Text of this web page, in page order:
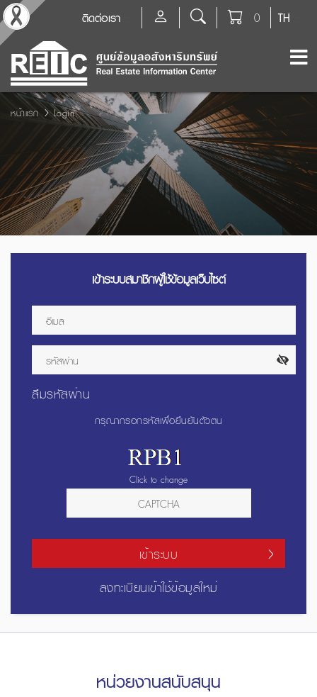
TH
0
ติดต่อเรา
หน้าแรก Login
เข้าระบบสมาชิกผู้ใช้ข้อมูลเว็บไซต์
ลืมรหัสผ่าน
กรุณากรอกรหัสเพื่อยืนยันตัวตน
Click to change
เข้าระบบ
ลงทะเบียนเข้าใช้ข้อมูลใหม่
หน่วยงานสนับสนุน